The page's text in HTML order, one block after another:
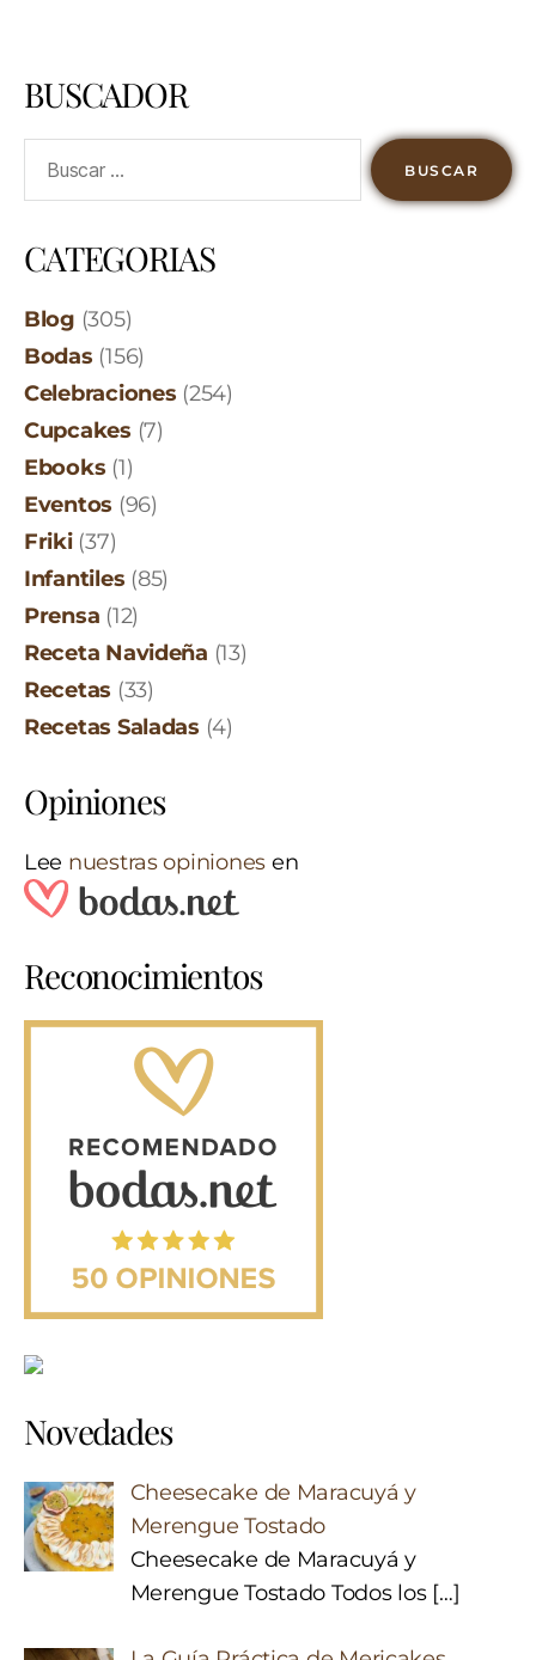
BUSCADOR
CATEGORIAS
Blog (305)
Bodas (156)
Celebraciones (254)
Cupcakes (7)
Ebooks (1)
Eventos (96)
Friki(37)
Infantiles (85)
Prensa (12)
Receta Navideña (13)
Recetas (33)
Recetas Saladas (4)
Opiniones
Lee nuestras opiniones en
Reconocimientos
Novedades
Cheesecake de Maracuyá y
Merengue Tostado
Cheesecake de Maracuyá y
Merengue Tostado Todos los […]